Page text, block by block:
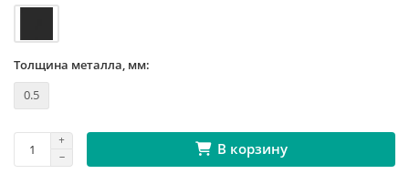
Толщина металла, мм:
0.5
В корзину